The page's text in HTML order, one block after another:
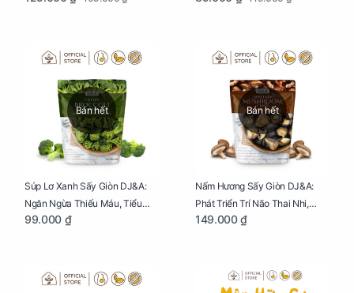
Bán hết
Súp Lơ Xanh Sấy Giòn DJ&A:
Ngăn Ngừa Thiếu Máu, Tiểu
Đường, Dị Tật Thai Nhi Túi 25g
99.000 ₫
Bán hết
Nấm Hương Sấy Giòn DJ&A:
Phát Triển Trí Não Thai Nhi,
Giảm Mệt Mỏi Cho Mẹ Bầu Túi
149.000 ₫